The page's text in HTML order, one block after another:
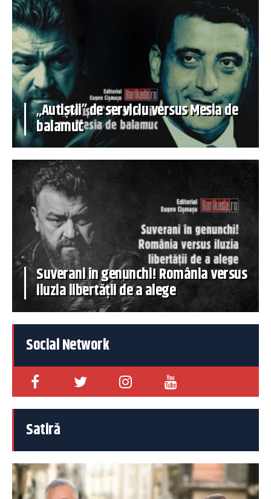
„Autiștii” de serviciu versus Mesia de
balamuc
Suverani în genunchi! România versus
iluzia libertății de a alege
Social Network
Satiră